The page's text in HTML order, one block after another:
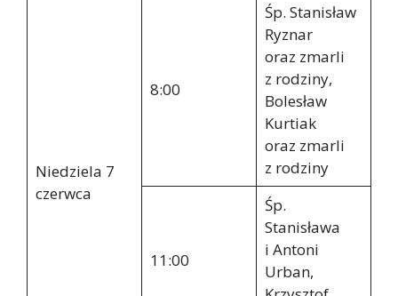
Niedziela 7
czerwca
8:00
Śp. Stanisław
Ryznar
oraz zmarli
z rodziny,
Bolesław
Kurtiak
oraz zmarli
z rodziny
11:00
Śp.
Stanisława
i Antoni
Urban,